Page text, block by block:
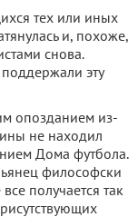
тех или иных
и, похоже,
снова.
эту
опозданием из-
не находил
Дома футбо­ла.
философ­ски
получает­ся так